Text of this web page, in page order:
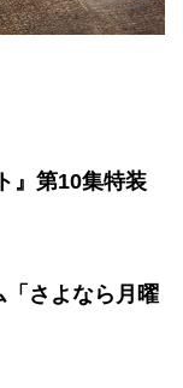
』第10集特装
さよなら月曜